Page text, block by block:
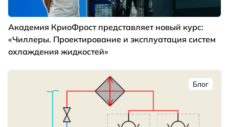
Академия КриоФрост представляет новый курс:
«Чиллеры. Проектирование и эксплуатация систем
охлаждения жидкостей»
Блог